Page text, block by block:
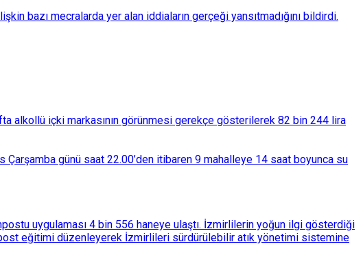
bazı mecralarda yer alan iddiaların gerçeği yansıtmadığını bildirdi.
alkollü içki markasının görünmesi gerekçe gösterilerek 82 bin 244 lira
Çarşamba günü saat 22.00’den itibaren 9 mahalleye 14 saat boyunca su
uygulaması 4 bin 556 haneye ulaştı. İzmirlilerin yoğun ilgi gösterdiği
eğitimi düzenleyerek İzmirlileri sürdürülebilir atık yönetimi sistemine